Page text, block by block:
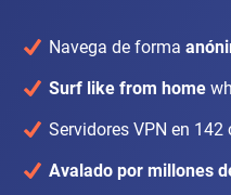
Navega de forma
Surf like from home
Servidores VPN en 142
Avalado por millones